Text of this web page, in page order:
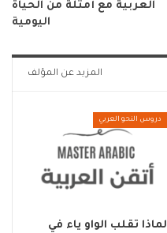
العربية مع أمثلة من الحياة
اليومية
المزيد عن المؤلف
دروس النحو العربي
لماذا تقلب الواو ياء في